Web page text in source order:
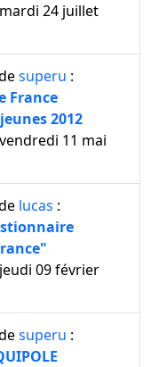
24 juillet
superu :
France
2012
11 mai
lucas :
09 février
superu :